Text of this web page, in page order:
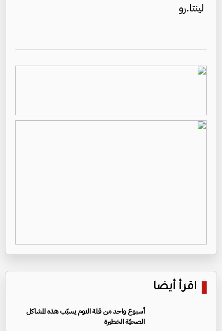
لينتا.رو
اقرأ أيضا
أسبوع واحد من قلة النوم يسبّب هذه المشاكل
الصحيّة الخطيرة